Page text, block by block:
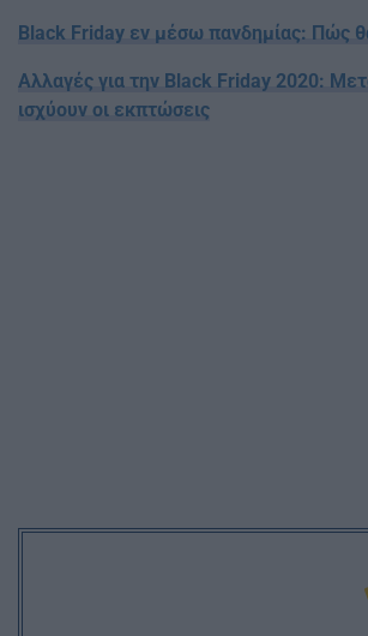
Black Friday εν μέσω πανδημίας: Πώς
Αλλαγές για την Black Friday 2020:
ισχύουν οι εκπτώσεις